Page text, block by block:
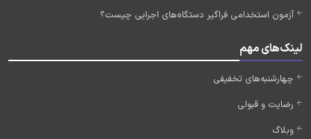
آزمون استخدامی فراگیر دستگاه‌های اجرایی چیست؟
لینک‌های مهم
چهارشنبه‌های تخفیفی
رضایت و قبولی
وبلاگ